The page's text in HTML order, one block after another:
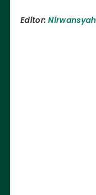
Editor:Nirwansyah